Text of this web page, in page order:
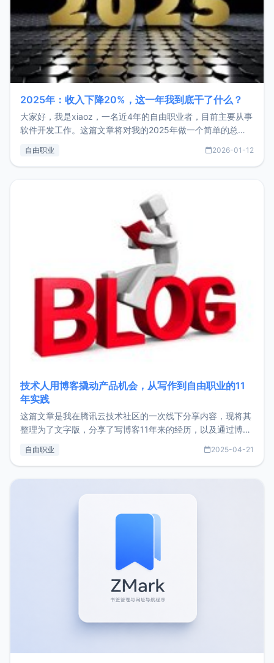
2025年：收入下降20%，这一年我到底干了什么？
大家好，我是xiaoz，一名近4年的自由职业者，目前主要从事
软件开发工作。这篇文章将对我的2025年做一个简单的总
收入下降20%，但却过得很充实，2026年不求突破，但求保
自由职业 2026-01-12
技术人用博客撬动产品机会，从写作到自由职业的11
年实践
这篇文章是我在腾讯云技术社区的一次线下分享内容，现将其
整理为了文字版，分享了写博客11年来的经历，以及通过博客
了我的首个产品ImgURL的真实数据和产品现状。自我介绍大
自由职业 2025-04-21